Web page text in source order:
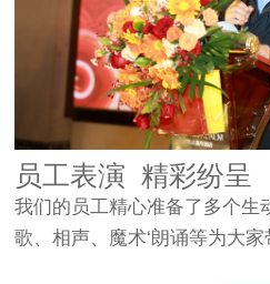
员工表演 精彩纷呈
我们的员工精心准备了多个生
歌、相声、魔术‘朗诵等为大家